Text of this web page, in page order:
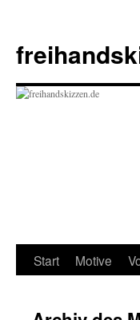
springen
Start Motive